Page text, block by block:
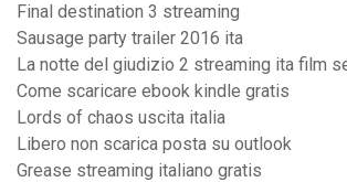
Final destination 3 streaming
Sausage party trailer 2016 ita
La notte del giudizio 2 streaming ita film
Come scaricare ebook kindle gratis
Lords of chaos uscita italia
Libero non scarica posta su outlook
Grease streaming italiano gratis